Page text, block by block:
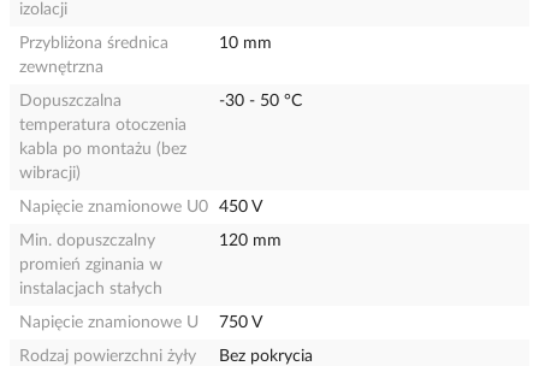
izolacji
Przybliżona średnica
zewnętrzna
10 mm
Dopuszczalna
temperatura otoczenia
kabla po montażu (bez
wibracji)
-30 - 50 °C
Napięcie znamionowe U0
450 V
Min. dopuszczalny
promień zginania w
instalacjach stałych
120 mm
Napięcie znamionowe U
750 V
Rodzaj powierzchni żyły
Bez pokrycia